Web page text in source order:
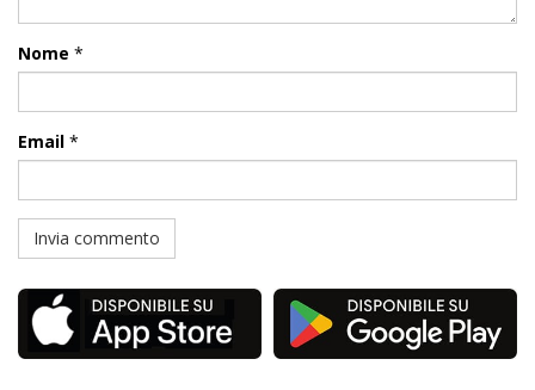
Nome *
Email *